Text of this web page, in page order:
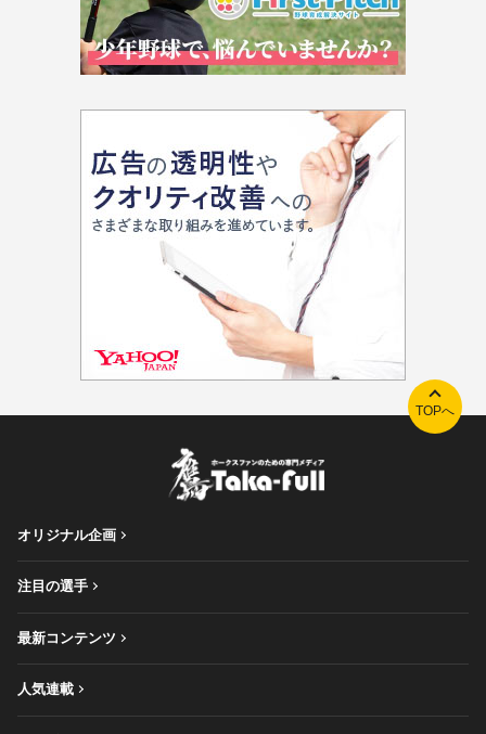
TOPへ
オリジナル企画
注目の選手
最新コンテンツ
人気連載